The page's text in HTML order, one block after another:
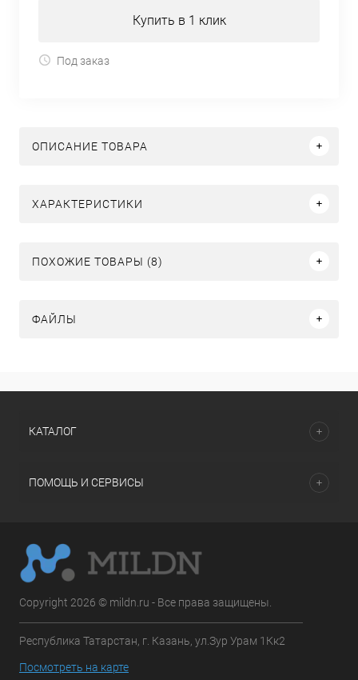
Купить в 1 клик
Под заказ
ОПИСАНИЕ ТОВАРА
ХАРАКТЕРИСТИКИ
ПОХОЖИЕ ТОВАРЫ (8)
ФАЙЛЫ
КАТАЛОГ
ПОМОЩЬ И СЕРВИСЫ
Copyright 2026 © mildn.ru - Все права защищены.
Республика Татарстан, г. Казань, ул.Зур Урам 1Кк2
Посмотреть на карте